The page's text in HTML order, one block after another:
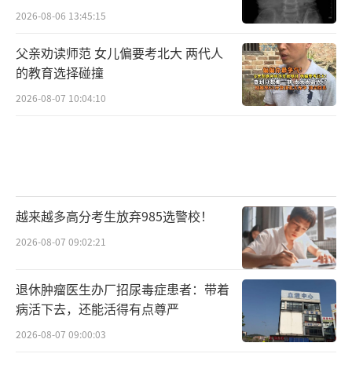
2026-08-06 13:45:15
父亲劝读师范 女儿偏要考北大 两代人
的教育选择碰撞
2026-08-07 10:04:10
越来越多高分考生放弃985选警校！
2026-08-07 09:02:21
退休肿瘤医生办厂招尿毒症患者：带着
病活下去，还能活得有点尊严
2026-08-07 09:00:03